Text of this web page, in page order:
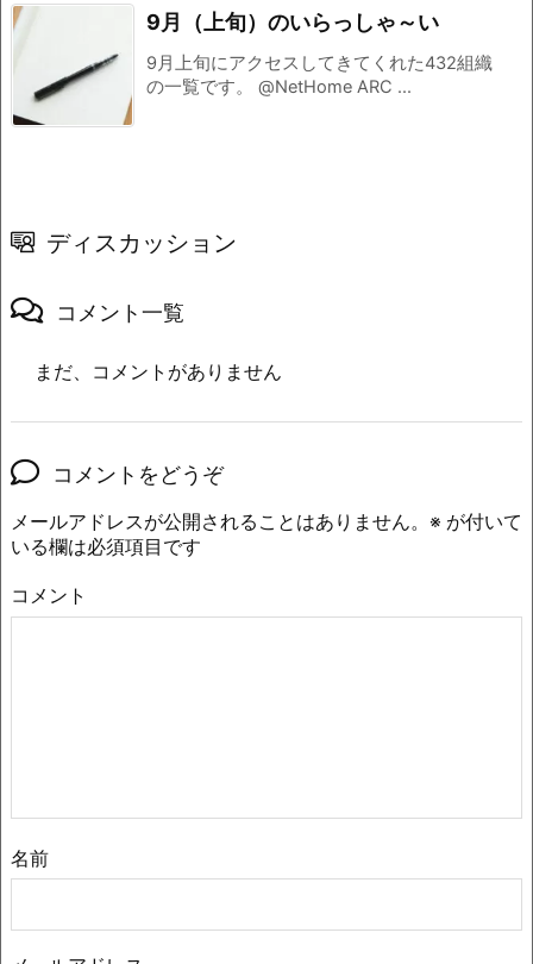
9月（上旬）のいらっしゃ～い
9月上旬にアクセスしてきてくれた432組織
の一覧です。 @NetHome ARC ...
ディスカッション
コメント一覧
まだ、コメントがありません
コメントをどうぞ
メールアドレスが公開されることはありません。 ※ が付いて
いる欄は必須項目です
コメント
名前